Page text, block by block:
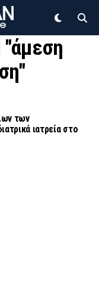
των
ιατρεία στο